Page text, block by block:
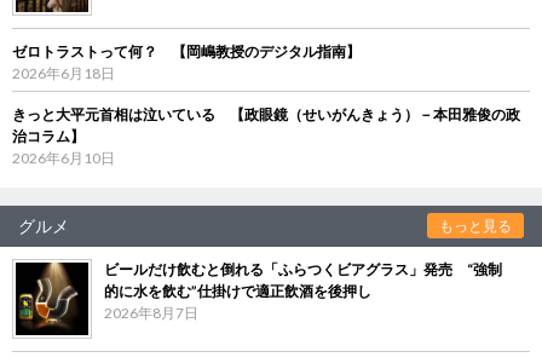
ゼロトラストって何？ 【岡嶋教授のデジタル指南】
2026年6月18日
きっと大平元首相は泣いている 【政眼鏡（せいがんきょう）－本田雅俊の政
治コラム】
2026年6月10日
グルメ もっと見る
ビールだけ飲むと倒れる「ふらつくビアグラス」発売 “強制
的に水を飲む”仕掛けで適正飲酒を後押し
2026年8月7日